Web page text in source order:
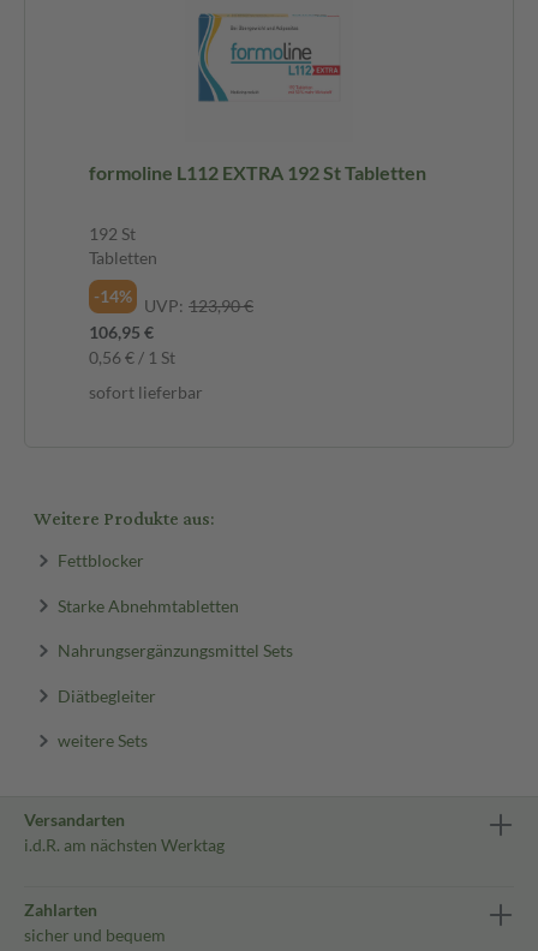
formoline L112 EXTRA 192 St Tabletten
192 St
Tabletten
-14%
UVP: 123,90 €
106,95 €
0,56 € / 1 St
sofort lieferbar
Weitere Produkte aus:
Fettblocker
Starke Abnehmtabletten
Nahrungsergänzungsmittel Sets
Diätbegleiter
weitere Sets
Versandarten
i.d.R. am nächsten Werktag
Zahlarten
sicher und bequem